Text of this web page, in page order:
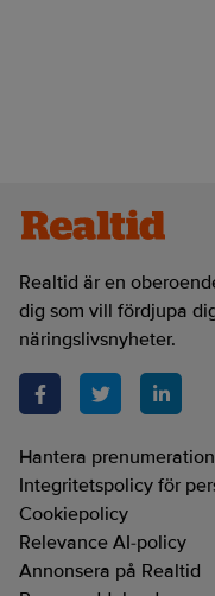
Realtid är en
dig som vill fördjupa
näringslivsnyheter.
Hantera prenumeration
Integritetspolicy för
Cookiepolicy
Relevance AI-policy
Annonsera på Realtid